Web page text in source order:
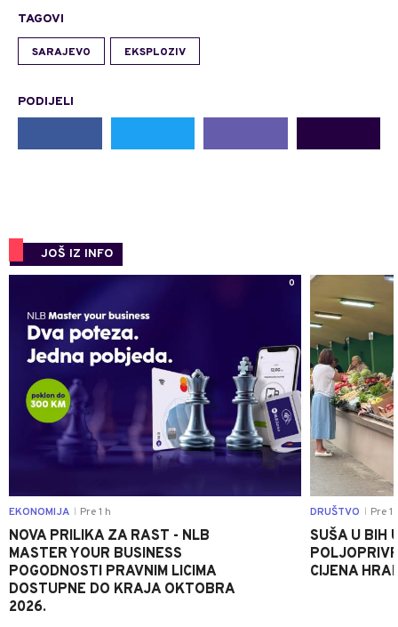
TAGOVI
SARAJEVO EKSPLOZIV
PODIJELI
JOŠ IZ INFO
0
EKONOMIJA Pre 1 h
NOVA PRILIKA ZA RAST - NLB
MASTER YOUR BUSINESS
POGODNOSTI PRAVNIM LICIMA
DOSTUPNE DO KRAJA OKTOBRA
2026.
DRUŠTVO Pre 1
SUŠA U BIH
CIJENA